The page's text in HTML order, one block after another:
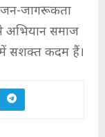
जन-जागरूकता
अभियान समाज
सशक्त कदम हैं।